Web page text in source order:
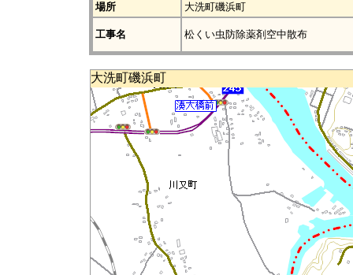
場所
大洗町磯浜町
工事名 松くい虫防除薬剤空中散布
大洗町磯浜町